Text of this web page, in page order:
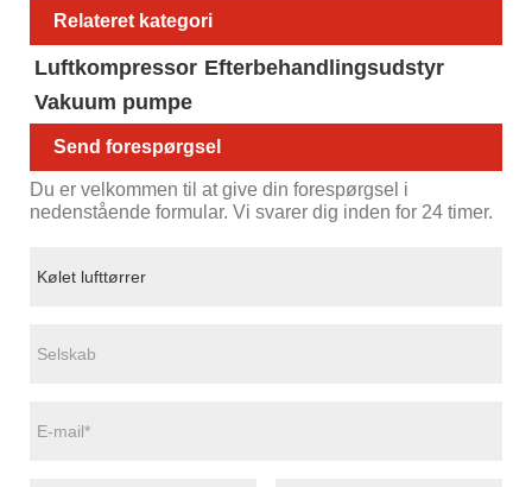
Relateret kategori
Luftkompressor Efterbehandlingsudstyr
Vakuum pumpe
Send forespørgsel
Du er velkommen til at give din forespørgsel i
nedenstående formular. Vi svarer dig inden for 24 timer.